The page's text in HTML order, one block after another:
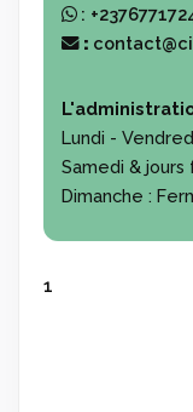
:
:
Lundi -
Samedi & jours
Dimanche :
1